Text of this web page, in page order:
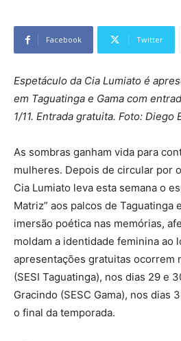
Facebook Twitter
Espetáculo da Cia Lumiato é
em Taguatinga e Gama com
1/11. Entrada gratuita. Foto: Diego
As sombras ganham vida para
mulheres. Depois de circular por
Cia Lumiato leva esta semana o
Matriz” aos palcos de Taguatinga
imersão poética nas memórias,
moldam a identidade feminina ao
apresentações gratuitas ocorrem
(SESI Taguatinga), nos dias 29 e
Gracindo (SESC Gama), nos dias
o final da temporada.